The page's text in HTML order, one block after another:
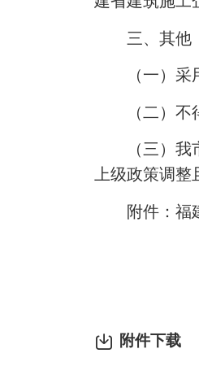
三、其他
（一）采用
（二）不得
（三）我市
上级政策调
附件：福建
附件下载